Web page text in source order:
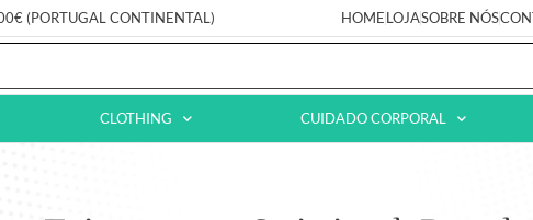
(PORTUGAL CONTINENTAL) HOMELOJASOBRE NÓS
CLOTHING CUIDADO CORPORAL